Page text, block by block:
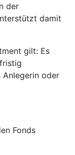
der
damit
gilt: Es
Anlegerin oder
Fonds